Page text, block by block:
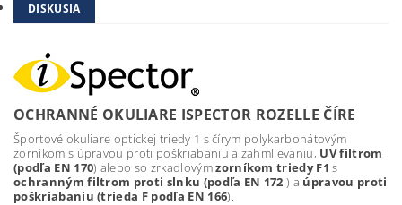
DISKUSIA
OCHRANNÉ OKULIARE ISPECTOR ROZELLE ČÍRE
Športové okuliare optickej triedy 1 s čírym polykarbonátovým
zorníkom s úpravou proti poškriabaniu a zahmlievaniu, UV filtrom
(podľa EN 170) alebo so zrkadlovýmzorníkom triedy F1 s
ochranným filtrom proti slnku (podľa EN 172 ) a úpravou proti
poškriabaniu (trieda F podľa EN 166).